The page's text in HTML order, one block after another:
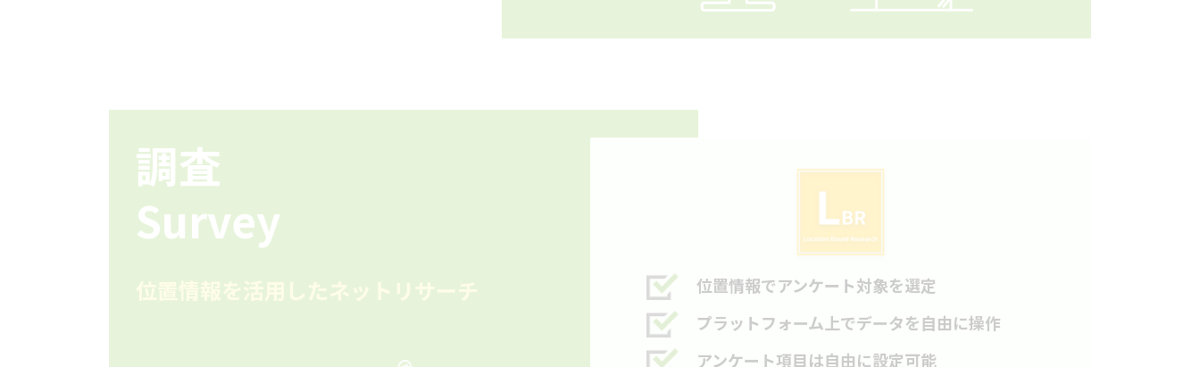
調査
Survey
位置情報を活用したネットリサーチ
位置情報でアンケート対象を選定
プラットフォーム上でデータを自由に操作
アンケート項目は自由に設定可能